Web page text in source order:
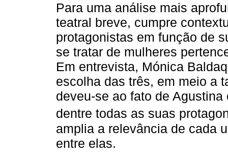
Para uma análise mais
teatral breve, cumpre
protagonistas em função de
se tratar de mulheres
Em entrevista, Mónica
escolha das três, em meio a
deveu-se ao fato de
dentre todas as suas
amplia a relevância de cada
entre elas.